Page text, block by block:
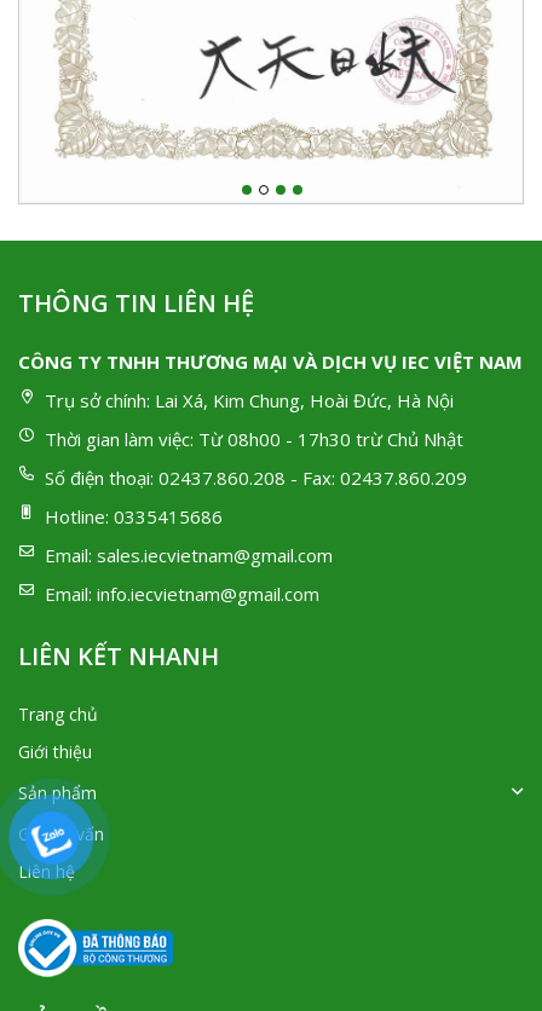
THÔNG TIN LIÊN HỆ
CÔNG TY TNHH THƯƠNG MẠI VÀ DỊCH VỤ IEC VIỆT NAM
Trụ sở chính: Lai Xá, Kim Chung, Hoài Đức, Hà Nội
Thời gian làm việc: Từ 08h00 - 17h30 trừ Chủ Nhật
Số điện thoại: 02437.860.208 - Fax: 02437.860.209
Hotline: 0335415686
Email: sales.iecvietnam@gmail.com
Email: info.iecvietnam@gmail.com
LIÊN KẾT NHANH
Trang chủ
Giới thiệu
Sản phẩm
Góc tư vấn
Liên hệ